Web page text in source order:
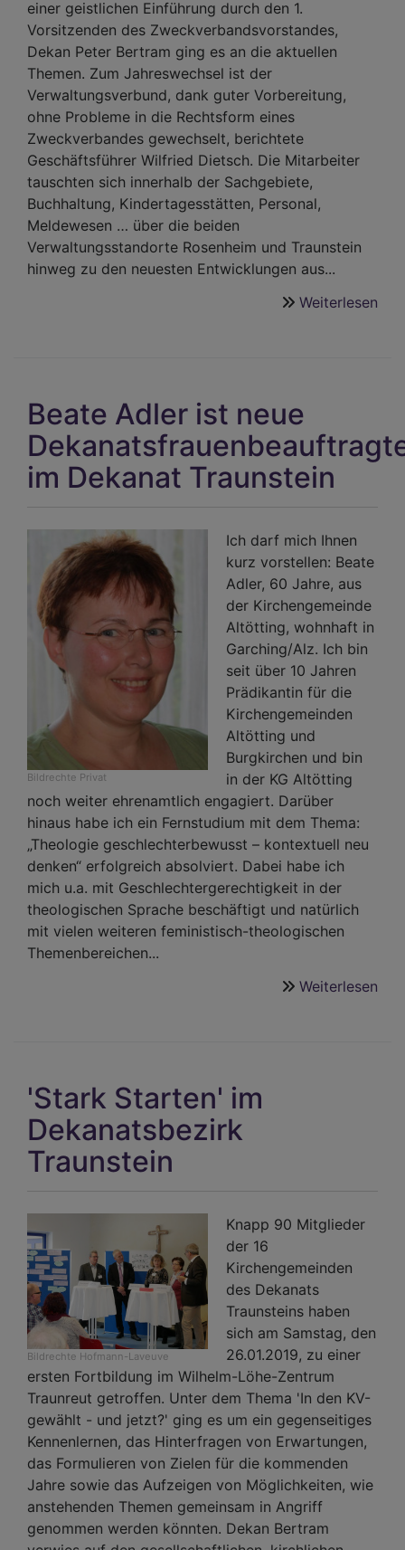
einer geistlichen Einführung durch den 1.
Vorsitzenden des Zweckverbandsvorstandes,
Dekan Peter Bertram ging es an die aktuellen
Themen. Zum Jahreswechsel ist der
Verwaltungsverbund, dank guter Vorbereitung,
ohne Probleme in die Rechtsform eines
Zweckverbandes gewechselt, berichtete
Geschäftsführer Wilfried Dietsch. Die Mitarbeiter
tauschten sich innerhalb der Sachgebiete,
Buchhaltung, Kindertagesstätten, Personal,
Meldewesen … über die beiden
Verwaltungsstandorte Rosenheim und Traunstein
hinweg zu den neuesten Entwicklungen aus...
Weiterlesen
Beate Adler ist neue
im Dekanat Traunstein
Bildrechte Privat
Ich darf mich Ihnen
kurz vorstellen: Beate
Adler, 60 Jahre, aus
der Kirchengemeinde
Altötting, wohnhaft in
Garching/Alz. Ich bin
seit über 10 Jahren
Prädikantin für die
Kirchengemeinden
Altötting und
Burgkirchen und bin
in der KG Altötting
noch weiter ehrenamtlich engagiert. Darüber
hinaus habe ich ein Fernstudium mit dem Thema:
„Theologie geschlechterbewusst – kontextuell neu
denken“ erfolgreich absolviert. Dabei habe ich
mich u.a. mit Geschlechtergerechtigkeit in der
theologischen Sprache beschäftigt und natürlich
mit vielen weiteren feministisch-theologischen
Themenbereichen...
Weiterlesen
'Stark Starten' im
Dekanatsbezirk
Traunstein
Bildrechte Hofmann-Laveuve
Knapp 90 Mitglieder
der 16
Kirchengemeinden
des Dekanats
Traunsteins haben
sich am Samstag, den
26.01.2019, zu einer
ersten Fortbildung im Wilhelm-Löhe-Zentrum
Traunreut getroffen. Unter dem Thema 'In den KV-
gewählt - und jetzt?' ging es um ein gegenseitiges
Kennenlernen, das Hinterfragen von Erwartungen,
das Formulieren von Zielen für die kommenden
Jahre sowie das Aufzeigen von Möglichkeiten, wie
anstehenden Themen gemeinsam in Angriff
genommen werden könnten. Dekan Bertram